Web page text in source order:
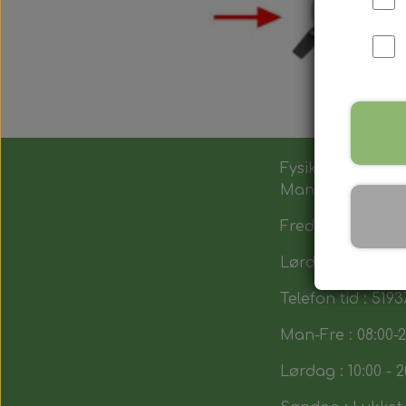
Fysik butik :
Man-Tors : 12:00
Fredag : 14:00 -
Lørdag : 10:00-
Telefon tid :
Man-Fre : 08:00-
Lørdag : 10:00 -